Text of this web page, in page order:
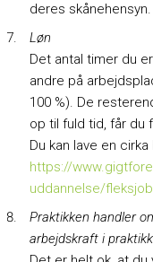
deres skånehensyn.
Løn
Det antal timer du
andre på
100 %). De
op til fuld tid, får du
Du kan lave en
https://
uddannelse/
Praktikken handler
arbejdskraft i